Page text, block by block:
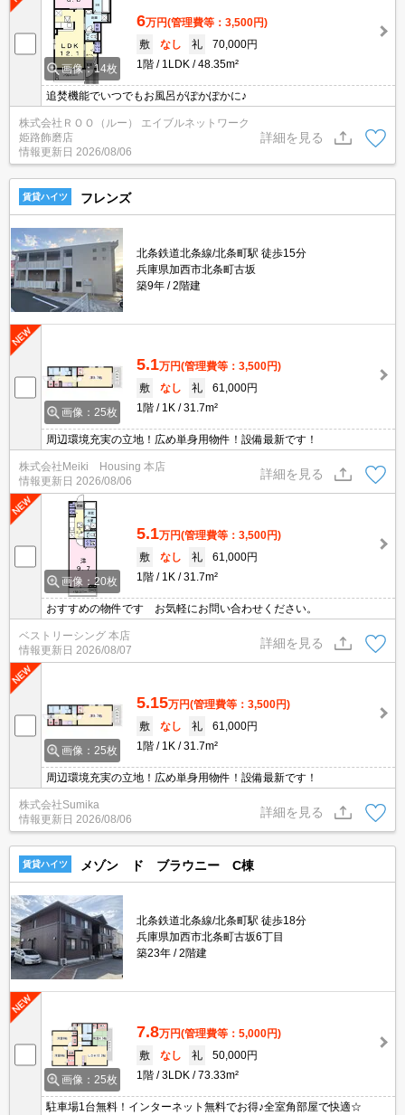
画像：14枚
6万円(管理費等：3,500円)
敷
なし 礼
70,000円
1階
1LDK 48.35m²
追焚機能でいつでもお風呂がぽかぽかに♪
株式会社ＲＯＯ（ルー） エイブルネットワーク
姫路飾磨店
情報更新日 2026/08/06
詳細を見る
賃貸ハイツ フレンズ
北条鉄道北条線/北条町駅 徒歩15分
兵庫県加西市北条町古坂
築9年
2階建
画像：25枚
5.1万円(管理費等：3,500円)
敷
なし 礼
61,000円
1階
1K 31.7m²
周辺環境充実の立地！広め単身用物件！設備最新です！
株式会社Meiki Housing 本店
情報更新日 2026/08/06
詳細を見る
画像：20枚
5.1万円(管理費等：3,500円)
敷
なし 礼
61,000円
1階
1K 31.7m²
おすすめの物件です お気軽にお問い合わせください。
ベストリーシング 本店
情報更新日 2026/08/07
詳細を見る
画像：25枚
5.15万円(管理費等：3,500円)
敷
なし 礼
61,000円
1階
1K 31.7m²
周辺環境充実の立地！広め単身用物件！設備最新です！
株式会社Sumika
情報更新日 2026/08/06
詳細を見る
賃貸ハイツ メゾン ド ブラウニー C棟
北条鉄道北条線/北条町駅 徒歩18分
兵庫県加西市北条町古坂6丁目
築23年
2階建
画像：25枚
7.8万円(管理費等：5,000円)
敷
なし 礼
50,000円
1階
3LDK 73.33m²
駐車場1台無料！インターネット無料でお得♪全室角部屋で快適☆